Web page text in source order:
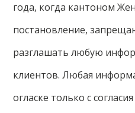
года, когда кантоном
постановление,
разглашать любую
клиентов. Любая
огласке только с